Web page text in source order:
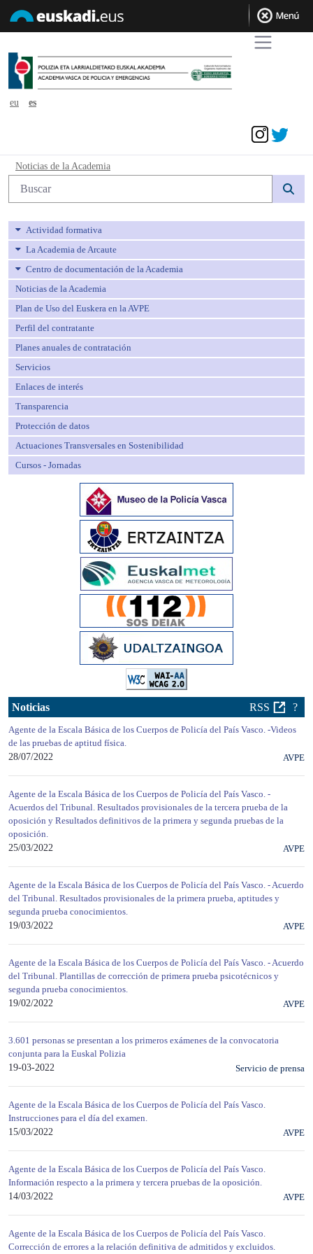
eu
es
Noticias de la Academia - avpe
Noticias de la Academia
Búsqueda web
Actividad formativa
La Academia de Arcaute
Centro de documentación de la Academia
Noticias de la Academia
Plan de Uso del Euskera en la AVPE
Perfil del contratante
Planes anuales de contratación
Servicios
Enlaces de interés
Transparencia
Protección de datos
Actuaciones Transversales en Sostenibilidad
Cursos - Jornadas
Noticias RSS ?
Agente de la Escala Básica de los Cuerpos de Policía del País Vasco. -Videos
de las pruebas de aptitud física.
28/07/2022
AVPE
Agente de la Escala Básica de los Cuerpos de Policía del País Vasco. -
Acuerdos del Tribunal. Resultados provisionales de la tercera prueba de la
oposición y Resultados definitivos de la primera y segunda pruebas de la
oposición.
25/03/2022
AVPE
Agente de la Escala Básica de los Cuerpos de Policía del País Vasco. - Acuerdo
del Tribunal. Resultados provisionales de la primera prueba, aptitudes y
segunda prueba conocimientos.
19/03/2022
AVPE
Agente de la Escala Básica de los Cuerpos de Policía del País Vasco. - Acuerdo
del Tribunal. Plantillas de corrección de primera prueba psicotécnicos y
segunda prueba conocimientos.
19/02/2022
AVPE
3.601 personas se presentan a los primeros exámenes de la convocatoria
conjunta para la Euskal Polizia
19-03-2022
Servicio de prensa
Agente de la Escala Básica de los Cuerpos de Policía del País Vasco.
Instrucciones para el día del examen.
15/03/2022
AVPE
Agente de la Escala Básica de los Cuerpos de Policía del País Vasco.
Información respecto a la primera y tercera pruebas de la oposición.
14/03/2022
AVPE
Agente de la Escala Básica de los Cuerpos de Policía del País Vasco.
Corrección de errores a la relación definitiva de admitidos y excluidos.